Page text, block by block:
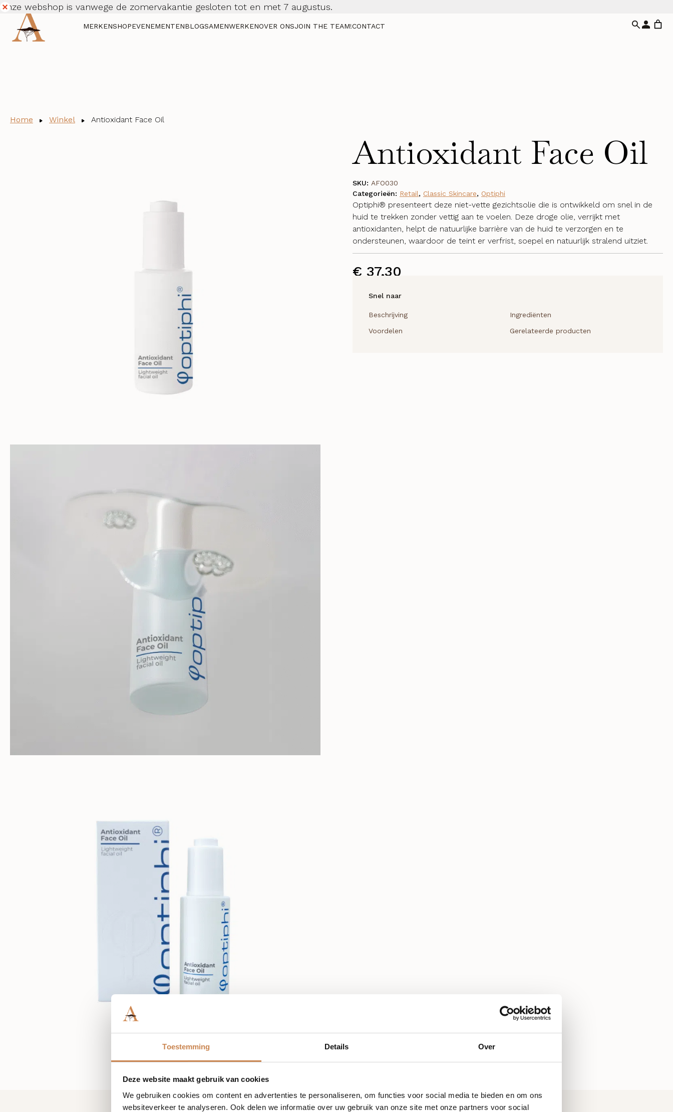
Toestemming Details Over
Deze website maakt gebruik van cookies
We gebruiken cookies om content en advertenties te personaliseren, om functies voor social media te bieden en om ons
websiteverkeer te analyseren. Ook delen we informatie over uw gebruik van onze site met onze partners voor social
Onze webshop is vanwege de zomervakantie gesloten tot en met 7 augustus.
Dismiss
MERKENSHOPEVENEMENTENBLOGSAMENWERKENOVER ONSJOIN THE TEAM!CONTACT
Home Winkel Antioxidant Face Oil
Antioxidant Face Oil
€ 37,30
Snel naar
Beschrijving
Ingrediënten
Voordelen
Gerelateerde producten
Optiphi® presenteert deze niet-vette gezichtsolie die is ontwikkeld om snel in de
huid te trekken zonder vettig aan te voelen. Deze droge olie, verrijkt met
antioxidanten, helpt de natuurlijke barrière van de huid te verzorgen en te
ondersteunen, waardoor de teint er verfrist, soepel en natuurlijk stralend uitziet.
SKU: AFO030
Categorieën: Retail, Classic Skincare, Optiphi